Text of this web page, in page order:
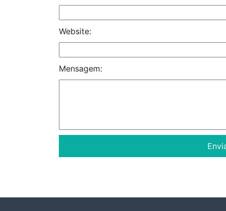
Website:
Mensagem: